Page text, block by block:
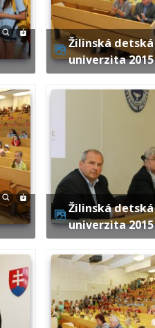
Žilinská detská
univerzita 2015
Žilinská detská
univerzita 2015